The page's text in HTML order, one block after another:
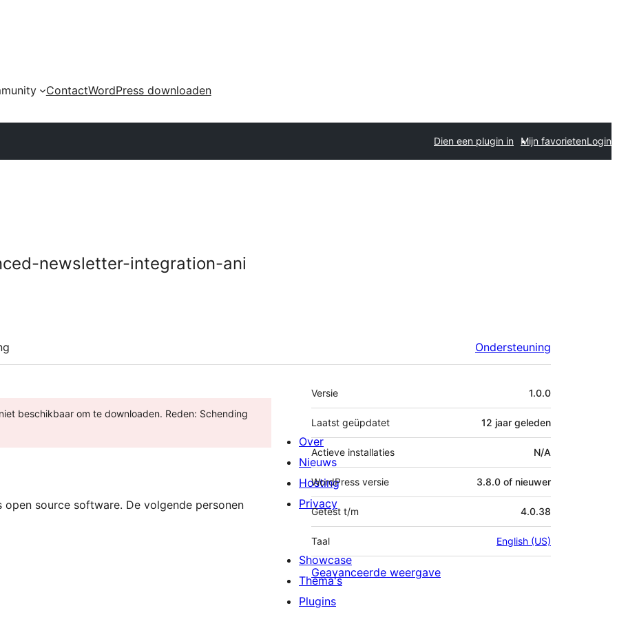
ContactWordPress downloaden
Dien een plugin in Mijn favorietenLogin
newsletter-integration-ani
Ondersteuning
beschikbaar om te downloaden. Reden: Schending
open source software. De volgende personen
Meta
Versie 1.0.0
Laatst geüpdatet 12 jaar geleden
Actieve installaties N/A
WordPress versie 3.8.0 of nieuwer
Getest t/m 4.0.38
Taal English (US)
Geavanceerde weergave
Over
Nieuws
Hosting
Privacy
Showcase
Thema's
Plugins